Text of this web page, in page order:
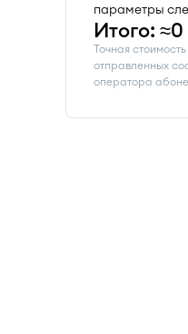
параметры
Итого:
Точная
отправленных
оператора